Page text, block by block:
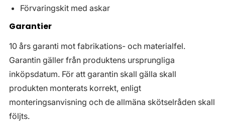
Förvaringskit med askar
Garantier
10 års garanti mot fabrikations- och materialfel.
Garantin gäller från produktens ursprungliga
inköpsdatum. För att garantin skall gälla skall
produkten monterats korrekt, enligt
monteringsanvisning och de allmäna skötselråden skall
följts.